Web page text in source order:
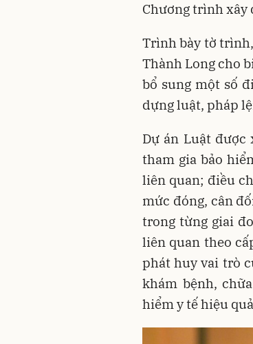
Chương trình xây
Trình bày tờ
Thành Long cho
bổ sung một số
dựng luật, pháp
Dự án Luật
tham gia bảo
liên quan; điều
mức đóng, cân
trong từng giai
liên quan theo
phát huy vai trò
khám bệnh,
hiểm y tế hiệu